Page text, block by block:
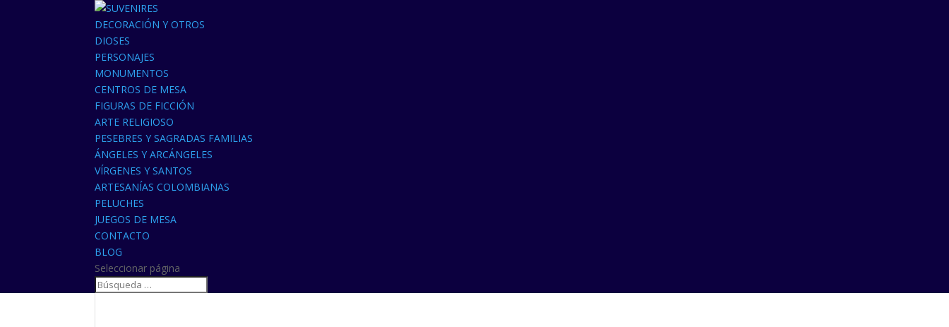
DECORACIÓN Y OTROS
DIOSES
PERSONAJES
MONUMENTOS
CENTROS DE MESA
FIGURAS DE FICCIÓN
ARTE RELIGIOSO
PESEBRES Y SAGRADAS FAMILIAS
ÁNGELES Y ARCÁNGELES
VÍRGENES Y SANTOS
ARTESANÍAS COLOMBIANAS
PELUCHES
JUEGOS DE MESA
CONTACTO
BLOG
Seleccionar página